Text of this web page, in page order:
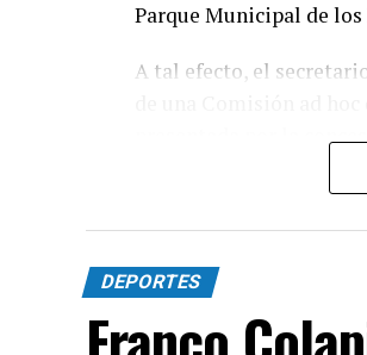
Parque Municipal de los
A tal efecto, el
presentada por la
previstas en el
El cuerpo estará
elaborar un informe
adopte una definición
DEPORTES